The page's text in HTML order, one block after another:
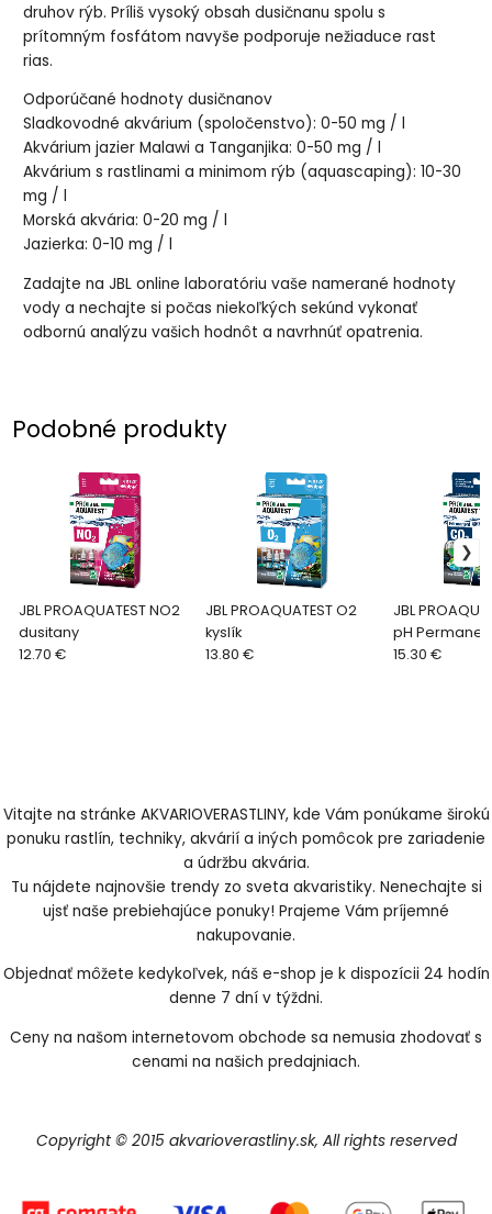
druhov rýb. Príliš vysoký obsah dusičnanu spolu s
prítomným fosfátom navyše podporuje nežiaduce rast
rias.
Odporúčané hodnoty dusičnanov
Sladkovodné akvárium (spoločenstvo): 0-50 mg / l
Akvárium jazier Malawi a Tanganjika: 0-50 mg / l
Akvárium s rastlinami a minimom rýb (aquascaping): 10-30
mg / l
Morská akvária: 0-20 mg / l
Jazierka: 0-10 mg / l
Zadajte na JBL online laboratóriu vaše namerané hodnoty
vody a nechajte si počas niekoľkých sekúnd vykonať
odbornú analýzu vašich hodnôt a navrhnúť opatrenia.
Podobné produkty
JBL PROAQUATEST NO2
dusitany
12.70 €
JBL PROAQUATEST O2
kyslík
13.80 €
JBL
pH
15.30 €
Vitajte na stránke AKVARIOVERASTLINY, kde Vám ponúkame širokú
ponuku rastlín, techniky, akvárií a iných pomôcok pre zariadenie
a údržbu akvária.
Tu nájdete najnovšie trendy zo sveta akvaristiky. Nenechajte si
ujsť naše prebiehajúce ponuky! Prajeme Vám príjemné
nakupovanie.
Objednať môžete kedykoľvek, náš e-shop je k dispozícii 24 hodín
denne 7 dní v týždni.
Ceny na našom internetovom obchode sa nemusia zhodovať s
cenami na našich predajniach.
Copyright © 2015 akvarioverastliny.sk, All rights reserved